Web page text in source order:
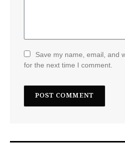
Save my name, email, and
for the next time I comment.